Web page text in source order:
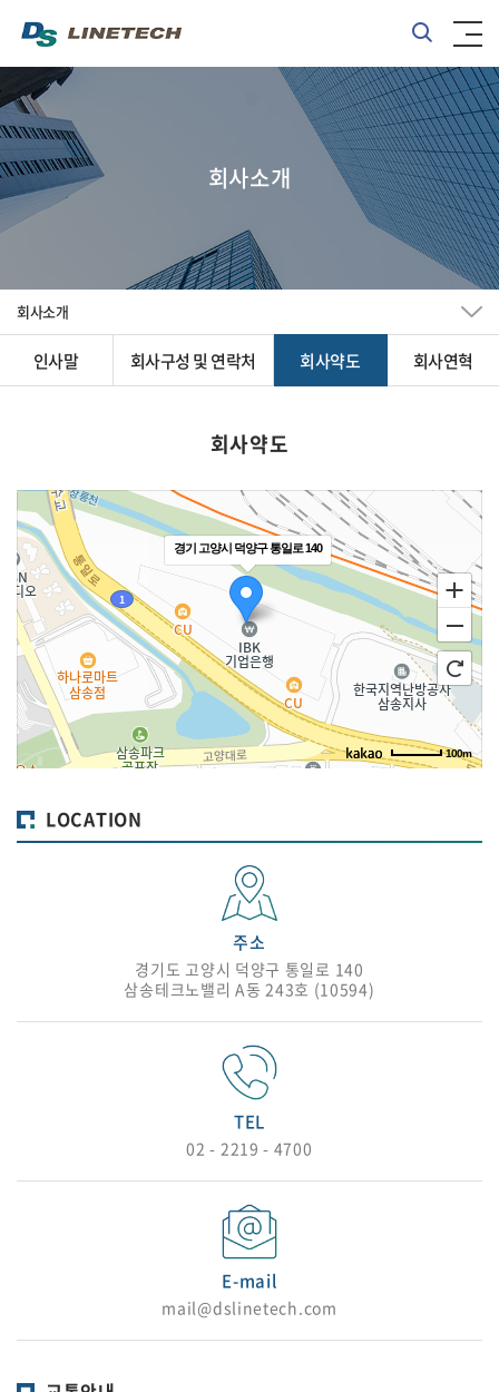
회사소개
회사소개
인사말 회사구성 및 연락처 회사약도 회사연혁
회사약도
경기 고양시 덕양구 통일로 140
100m
LOCATION
주소
경기도 고양시 덕양구 통일로 140
삼송테크노밸리 A동 243호 (10594)
TEL
02 - 2219 - 4700
E-mail
mail@dslinetech.com